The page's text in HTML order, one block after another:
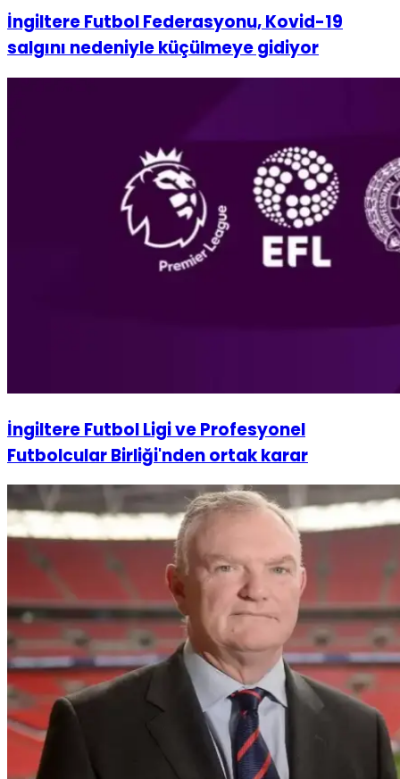
İngiltere Futbol Federasyonu, Kovid-19
salgını nedeniyle küçülmeye gidiyor
İngiltere Futbol Ligi ve Profesyonel
Futbolcular Birliği'nden ortak karar